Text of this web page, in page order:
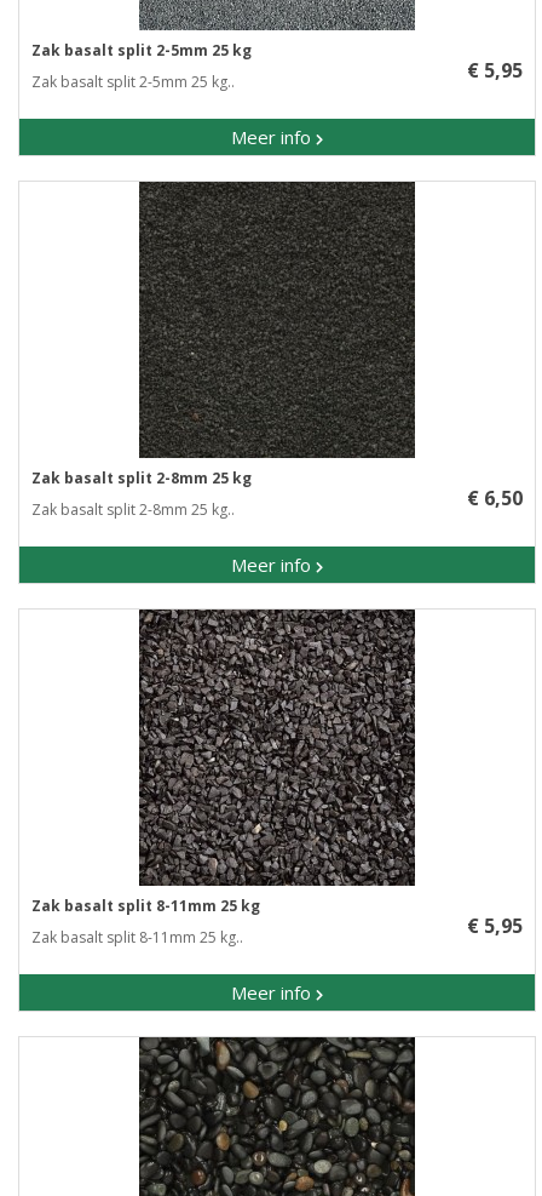
Zak basalt split 2-5mm 25 kg
Zak basalt split 2-5mm 25 kg..
Meer info
€ 5,95
Zak basalt split 2-8mm 25 kg
Zak basalt split 2-8mm 25 kg..
Meer info
€ 6,50
Zak basalt split 8-11mm 25 kg
Zak basalt split 8-11mm 25 kg..
Meer info
€ 5,95